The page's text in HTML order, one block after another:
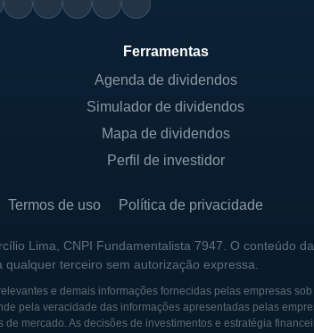
Ferramentas
Agenda de dividendos
Simulador de dividendos
Mapa de dividendos
Perfil de investidor
Termos de uso Política de privacidade
Lima, CNPI Fundamentalista 7947. O conteúdo
terceiro sem autorização expressa.
e demais informações fornecidas pelas empresas
pela veracidade das informações apresentadas pelas
mercado. As decisões de investimentos e estratégia